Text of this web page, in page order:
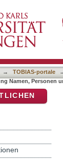
→ TOBIAS-portale
Namen, Personen